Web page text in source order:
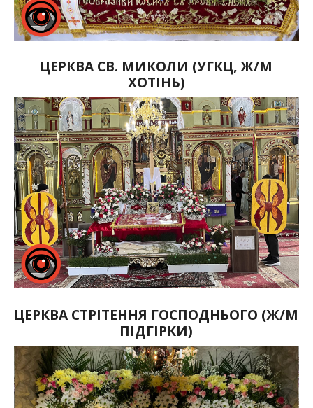
ЦЕРКВА СВ. МИКОЛИ (УГКЦ, Ж/М
ХОТІНЬ)
ЦЕРКВА СТРІТЕННЯ ГОСПОДНЬОГО (Ж/М
ПІДГІРКИ)